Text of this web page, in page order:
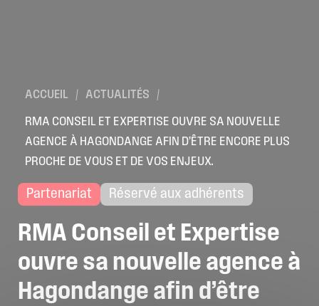
ACCUEIL / ACTUALITÉS
/
RMA CONSEIL ET EXPERTISE OUVRE SA NOUVELLE
AGENCE À HAGONDANGE AFIN D’ÊTRE ENCORE PLUS
PROCHE DE VOUS ET DE VOS ENJEUX.
Partenariat Réservé aux adhérents
RMA Conseil et Expertise
ouvre sa nouvelle agence à
Hagondange afin d’être